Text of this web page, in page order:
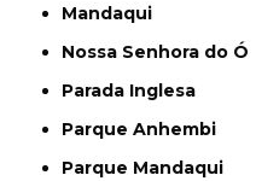
Mandaqui
Nossa Senhora do Ó
Parada Inglesa
Parque Anhembi
Parque Mandaqui